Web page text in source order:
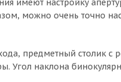
имеют настройку
можно очень точно
предметный столик с
Угол наклона